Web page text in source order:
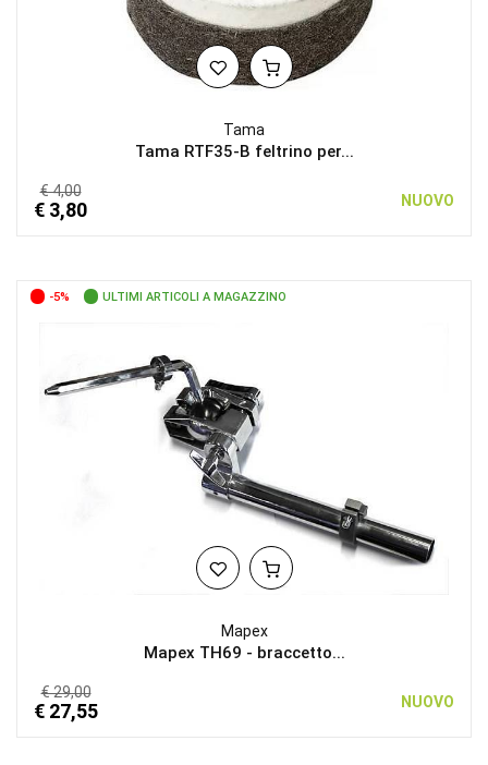
Tama
Tama RTF35-B feltrino per...
€ 4,00
€ 3,80 NUOVO
-5% ULTIMI ARTICOLI A MAGAZZINO
Mapex
Mapex TH69 - braccetto...
€ 29,00
€ 27,55 NUOVO